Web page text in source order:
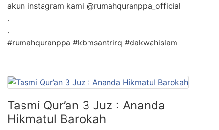
akun instagram kami @rumahquranppa_official
.
.
#rumahquranppa #kbmsantrirq #dakwahislam
Tasmi Qur’an 3 Juz : Ananda
Hikmatul Barokah